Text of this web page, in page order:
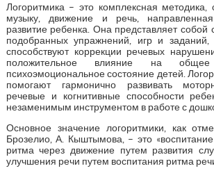
Логоритмика – это комплексная
музыку, движение и речь,
развитие ребенка. Она представляет собой
подобранных упражнений, игр и заданий,
способствуют коррекции речевых
положительное влияние на
психоэмоциональное состояние детей.
помогают гармонично развивать
речевые и когнитивные способности
незаменимым инструментом в работе с
Основное значение логоритмики, как
Брозелио, А. Кыштымова, – это «воспитание
ритма через движение путем развития
улучшения речи путем воспитания ритма